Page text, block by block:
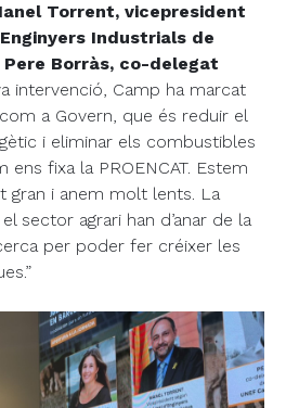
Torrent, vicepresident
Industrials de
Pere Borràs, co-delegat
intervenció, Camp ha marcat
a Govern, que és reduir el
i eliminar els combustibles
fixa la PROENCAT. Estem
gran i anem molt lents. La
sector agrari han d’anar de la
per poder fer créixer les